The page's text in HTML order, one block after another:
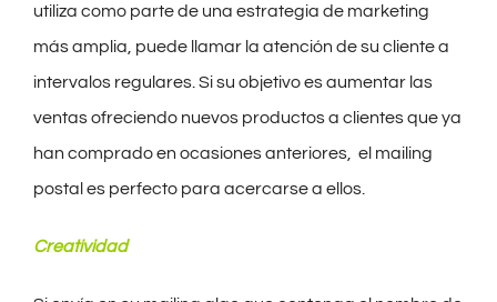
utiliza como parte de una estrategia de marketing
más amplia, puede llamar la atención de su cliente a
intervalos regulares. Si su objetivo es aumentar las
ventas ofreciendo nuevos productos a clientes que ya
han comprado en ocasiones anteriores, el mailing
postal es perfecto para acercarse a ellos.
Creatividad